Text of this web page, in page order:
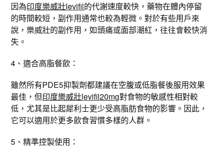
因為印度樂威壯levifil的代謝速度較快，藥物在體內停留
的時間較短，副作用通常也較為輕微。對於有些用戶來
說，樂威壯的副作用，如頭痛或面部潮紅，往往會較快消
失。
4、適合高脂餐飲：
雖然所有PDE5抑製劑都建議在空腹或低脂餐後服用效果
最佳，但印度樂威壯levifil20mg對食物的敏感性相對較
低，尤其是比起犀利士更少受高脂肪食物的影響。因此，
它可以適用於更多飲食習慣多樣的人群。
5、精準控製使用：